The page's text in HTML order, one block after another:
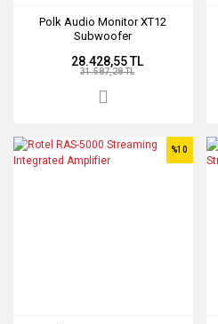
Polk Audio Monitor XT12
Subwoofer
28.428,55 TL
31.587,28 TL
%10